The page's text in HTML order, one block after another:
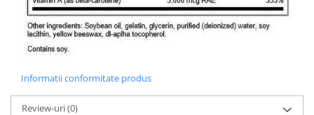
Informatii conformitate produs
Review-uri(0)